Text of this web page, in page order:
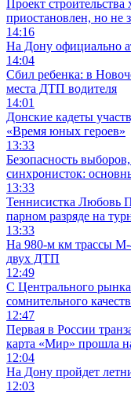
Проект
приостановлен, но не
14:16
На Дону официально
14:04
Сбил ребенка: в
места ДТП водителя
14:01
Донские кадеты
«Время юных героев»
13:33
Безопасность
синхронисток:
13:33
Теннисистка Любовь
парном разряде на
13:33
На 980‑м км трассы
двух ДТП
12:49
С Центрального
сомнительного
12:47
Первая в России
карта «Мир» прошла
12:04
На Дону пройдет
12:03